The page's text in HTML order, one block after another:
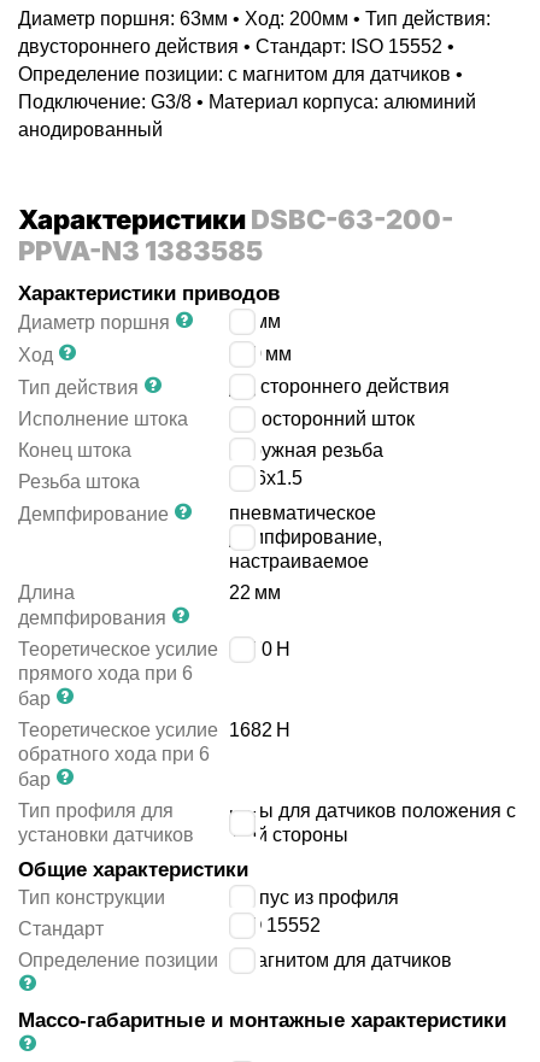
Диаметр поршня: 63мм • Ход: 200мм • Тип действия:
двустороннего действия • Стандарт: ISO 15552 •
Определение позиции: с магнитом для датчиков •
Подключение: G3/8 • Материал корпуса: алюминий
анодированный
ХарактеристикиDSBC-63-200-
PPVA-N3 1383585
Характеристики приводов
Диаметр поршня
мм
Ход
200 мм
Тип действия
двустороннего действия
Исполнение штока
односторонний шток
Конец штока
наружная резьба
Резьба штока
M16x1.5
Демпфирование
пневматическое
демпфирование,
настраиваемое
Длина
демпфирования
22 мм
Теоретическое усилие
прямого хода при 6
бар
1870 Н
Теоретическое усилие
обратного хода при 6
бар
1682 Н
Тип профиля для
установки датчиков
пазы для датчиков положения с
1-ой стороны
Общие характеристики
Тип конструкции
корпус из профиля
Стандарт
ISO 15552
Определение позиции
с магнитом для датчиков
Массо-габаритные и монтажные характеристики